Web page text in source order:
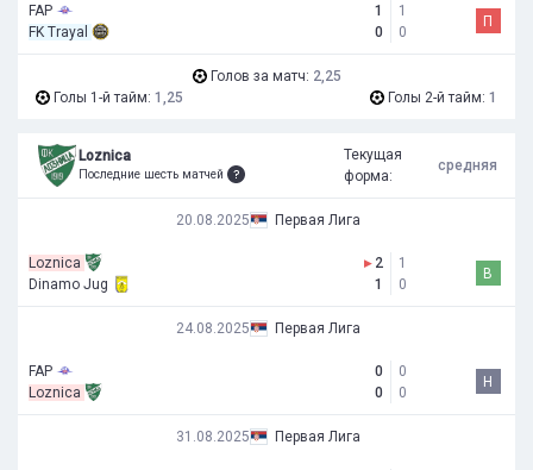
FAP
FK Trayal
1
0
1
0
П
Голов за матч: 2,25
Голы 1-й тайм: 1,25 Голы 2-й тайм: 1
Loznica
Последние шесть матчей
Текущая
форма:
средняя
20.08.2025 Первая Лига
Loznica
Dinamo Jug
▸ 2
1
1
0
В
24.08.2025 Первая Лига
FAP
Loznica
0
0
0
0
Н
31.08.2025 Первая Лига